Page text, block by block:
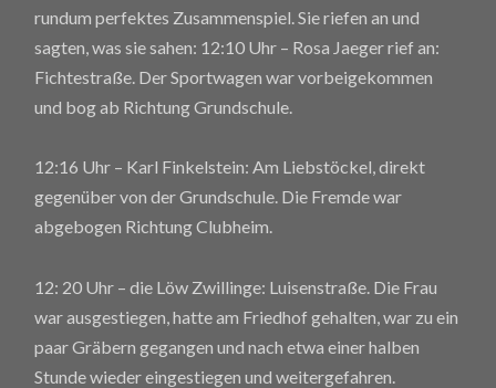
rundum perfektes Zusammenspiel. Sie riefen an und
sagten, was sie sahen: 12:10 Uhr – Rosa Jaeger rief an:
Fichtestraße. Der Sportwagen war vorbeigekommen
und bog ab Richtung Grundschule.
12:16 Uhr – Karl Finkelstein: Am Liebstöckel, direkt
gegenüber von der Grundschule. Die Fremde war
abgebogen Richtung Clubheim.
12: 20 Uhr – die Löw Zwillinge: Luisenstraße. Die Frau
war ausgestiegen, hatte am Friedhof gehalten, war zu ein
paar Gräbern gegangen und nach etwa einer halben
Stunde wieder eingestiegen und weitergefahren.